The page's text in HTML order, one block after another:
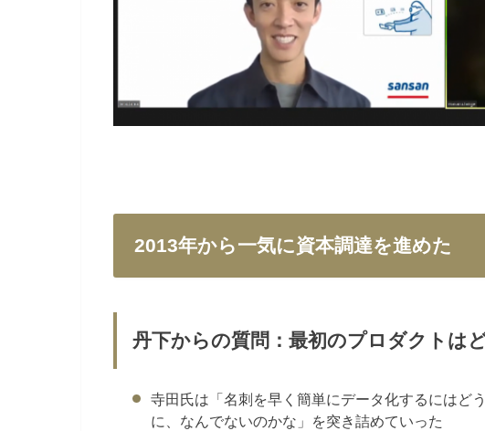
2013年から一気に資本調達を進めた
丹下からの質問：最初のプロダクトは
寺田氏は「名刺を早く簡単にデータ化するにはど
に、なんでないのかな」を突き詰めていった